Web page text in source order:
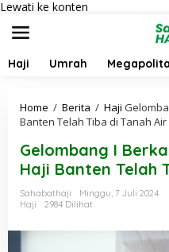
Lewati ke konten
Haji Umrah
Home / Berita / Haji
Banten Telah Tiba di Tanah Air
Gelombang I
Haji Banten Telah
Sahabathaji
Minggu, 7 Juli 2024
Haji
2984 Dilihat